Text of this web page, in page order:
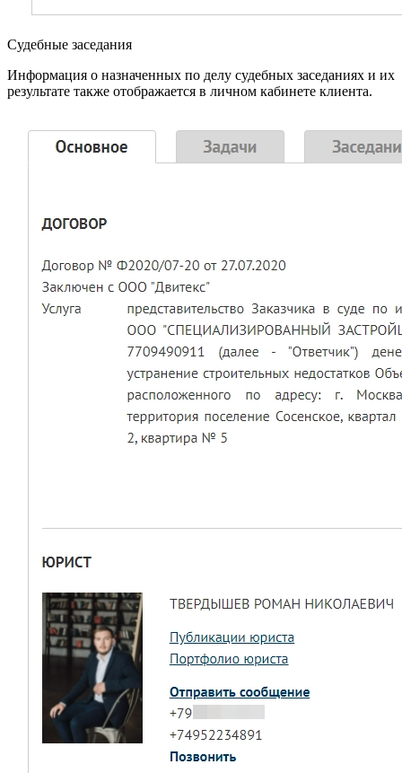
Судебные заседания
Информация о назначенных по делу судебных заседаниях и их
результате также отображается в личном кабинете клиента.